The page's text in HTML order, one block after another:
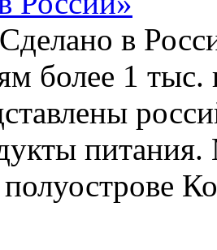
в
более 1
питания.
полуострове